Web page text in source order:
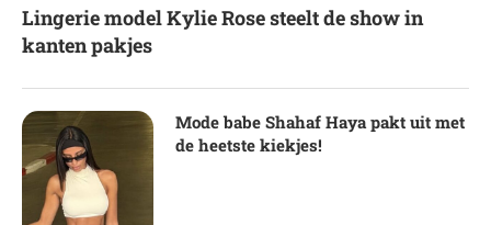
Lingerie model Kylie Rose steelt de show in
kanten pakjes
Mode babe Shahaf Haya pakt uit met
de heetste kiekjes!